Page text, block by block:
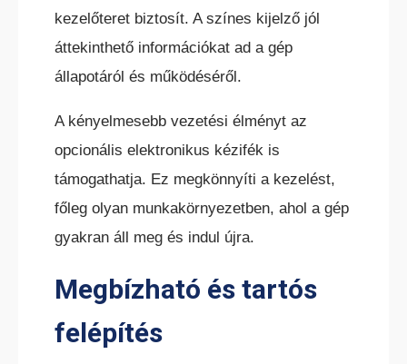
kezelőteret biztosít. A színes kijelző jól
áttekinthető információkat ad a gép
állapotáról és működéséről.
A kényelmesebb vezetési élményt az
opcionális elektronikus kézifék is
támogathatja. Ez megkönnyíti a kezelést,
főleg olyan munkakörnyezetben, ahol a gép
gyakran áll meg és indul újra.
Megbízható és tartós
felépítés